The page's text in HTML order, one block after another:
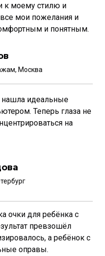
к моему стилю и
мои пожелания и
и понятным.
Москва
нашла идеальные
Теперь глаза не
на
очки для ребёнка с
превзошёл
а ребёнок с
оправы.